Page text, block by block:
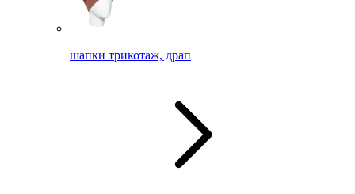
шапки трикотаж, драп